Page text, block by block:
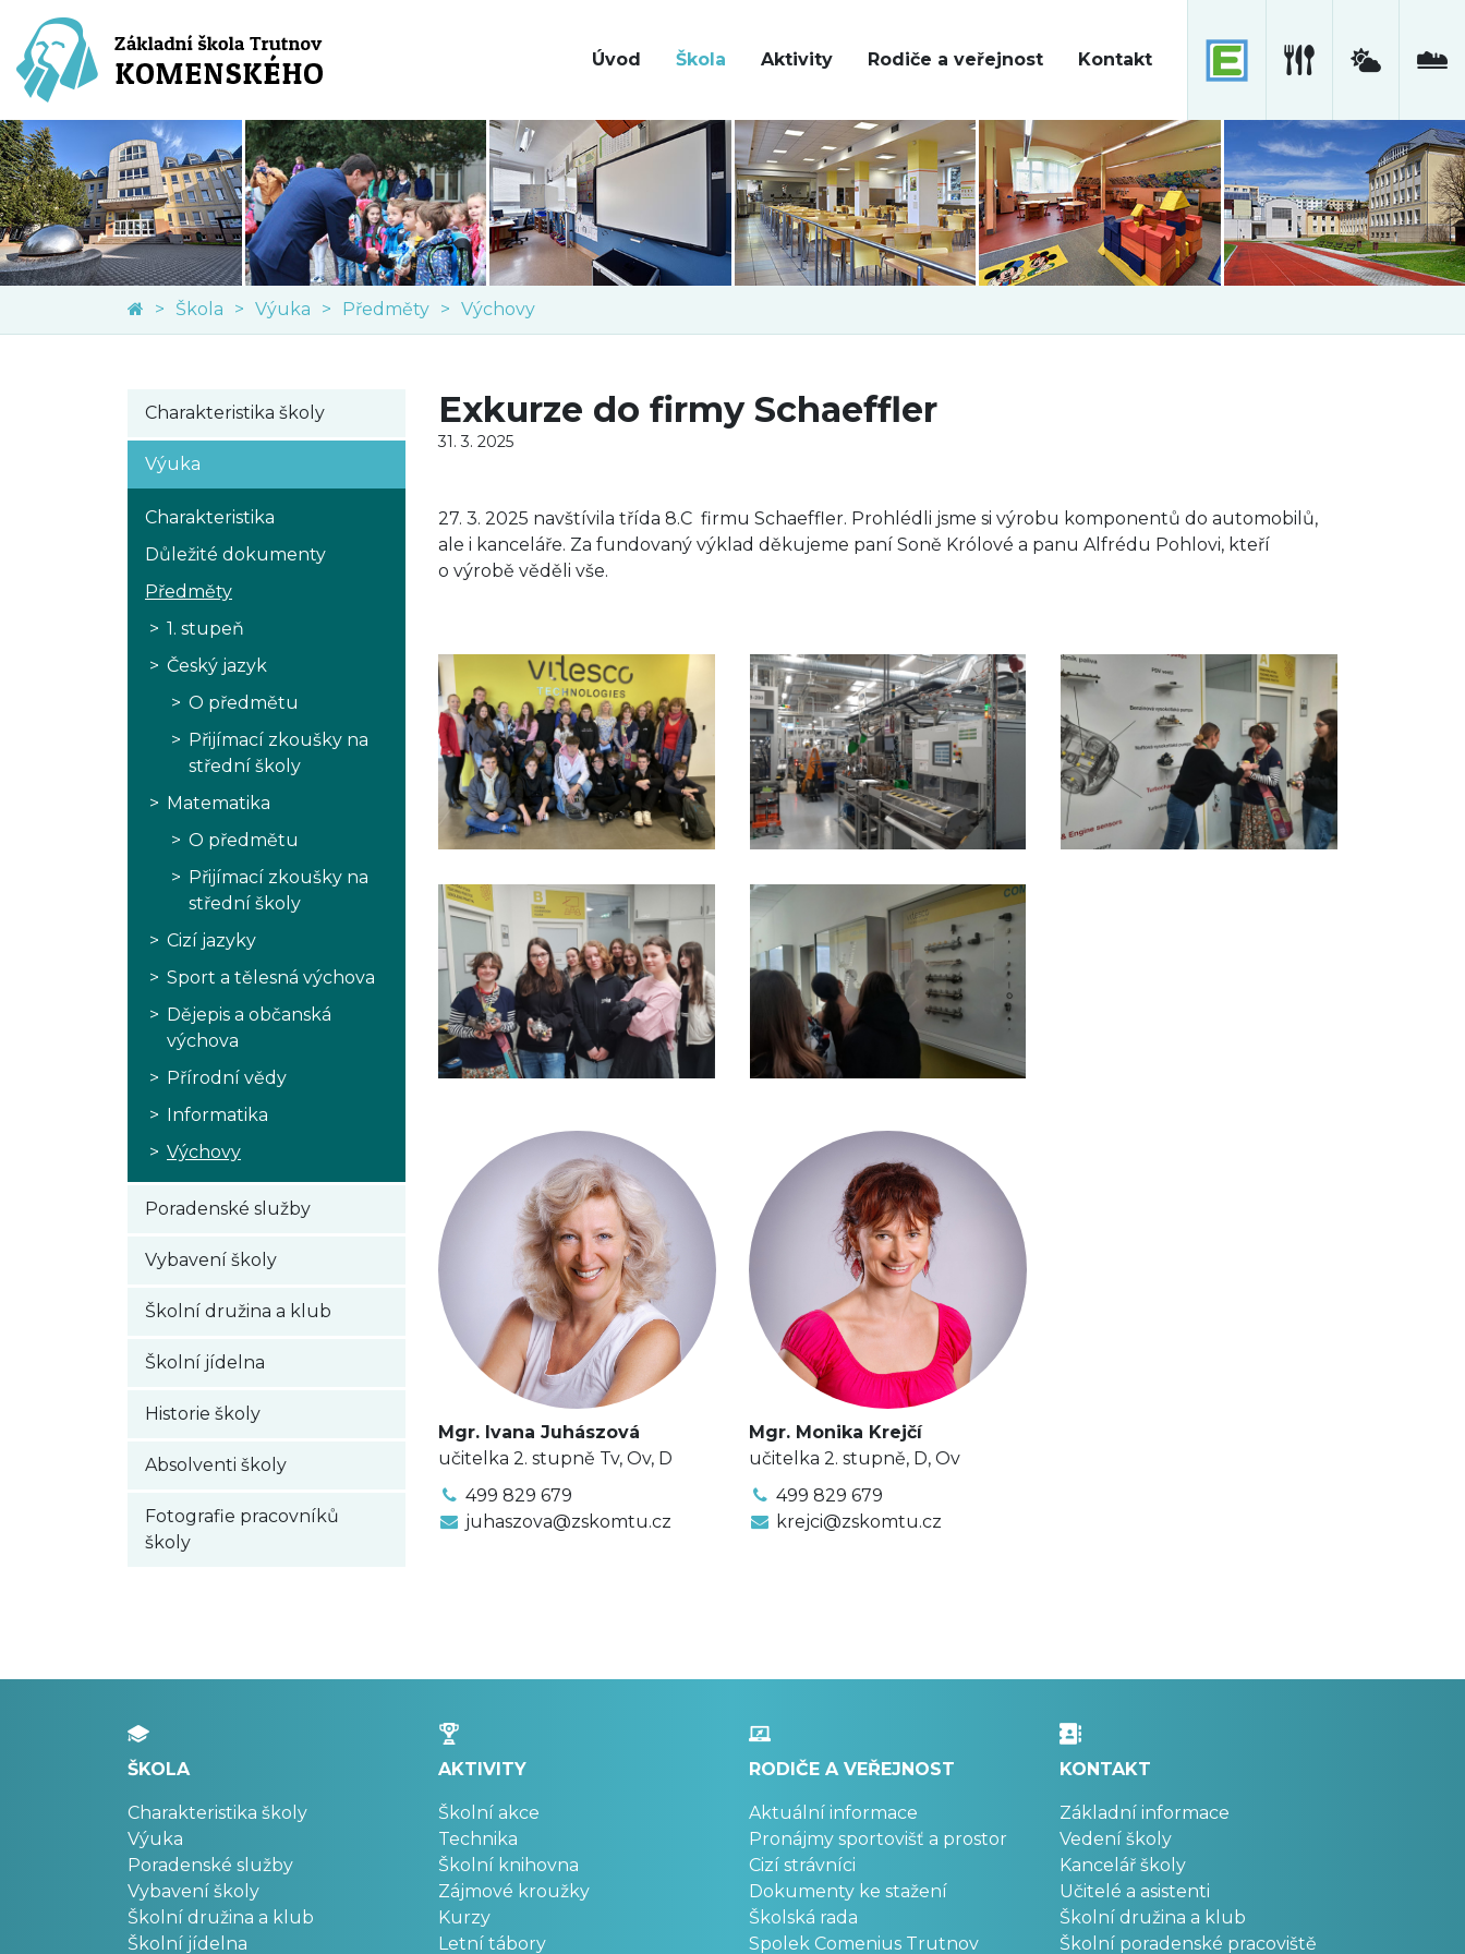
Úvod Škola Aktivity Rodiče a veřejnost Kontakt
Škola Výuka Předměty Výchovy
Charakteristika školy
Výuka
Charakteristika
Důležité dokumenty
Předměty
1. stupeň
Český jazyk
O předmětu
Přijímací zkoušky na
střední školy
Matematika
O předmětu
Přijímací zkoušky na
střední školy
Cizí jazyky
Sport a tělesná výchova
Dějepis a občanská
výchova
Přírodní vědy
Informatika
Výchovy
Poradenské služby
Vybavení školy
Školní družina a klub
Školní jídelna
Historie školy
Absolventi školy
Fotografie pracovníků
školy
Exkurze do firmy Schaeffler
31. 3. 2025
27. 3. 2025 navštívila třída 8.C firmu Schaeffler. Prohlédli jsme si výrobu komponentů do automobilů,
ale i kanceláře. Za fundovaný výklad děkujeme paní Soně Królové a panu Alfrédu Pohlovi, kteří
o výrobě věděli vše.
Mgr. Ivana Juhászová
učitelka 2. stupně Tv, Ov, D
499 829 679
juhaszova@zskomtu.cz
Mgr. Monika Krejčí
učitelka 2. stupně, D, Ov
499 829 679
krejci@zskomtu.cz
ŠKOLA
Charakteristika školy
Výuka
Poradenské služby
Vybavení školy
Školní družina a klub
Školní jídelna
AKTIVITY
Školní akce
Technika
Školní knihovna
Zájmové kroužky
Kurzy
Letní tábory
RODIČE A VEŘEJNOST
Aktuální informace
Pronájmy sportovišť a prostor
Cizí strávníci
Dokumenty ke stažení
Školská rada
Spolek Comenius Trutnov
KONTAKT
Základní informace
Vedení školy
Kancelář školy
Učitelé a asistenti
Školní družina a klub
Školní poradenské pracoviště